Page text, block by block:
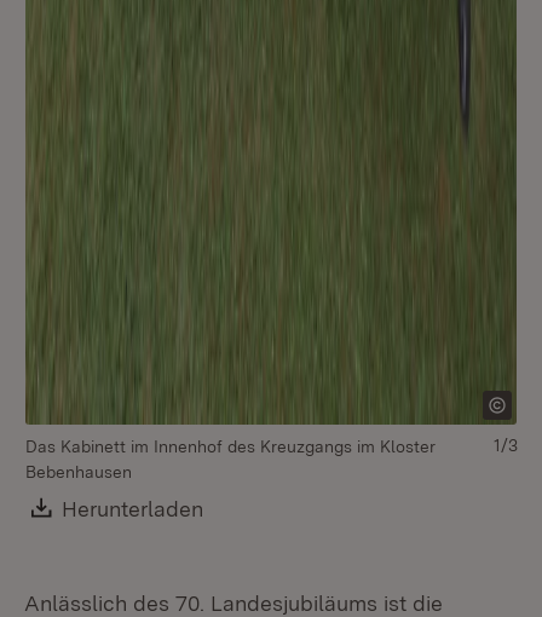
Das Kabinett im Innenhof des Kreuzgangs im Kloster
Bebenhausen
Download:
Herunterladen
1/3
Anlässlich des 70. Landesjubiläums ist die